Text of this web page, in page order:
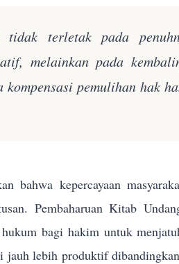
terletak pada
melainkan pada
pemulihan hak
bahwa kepercayaan
Pembaharuan Kitab
bagi hakim untuk
lebih produktif